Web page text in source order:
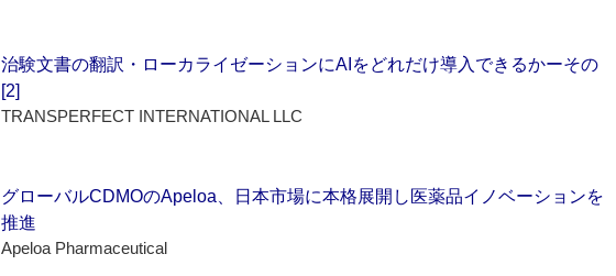
治験文書の翻訳・ローカライゼーションにAIをどれだけ導入できるかーその
[2]
TRANSPERFECT INTERNATIONAL LLC
グローバルCDMOのApeloa、日本市場に本格展開し医薬品イノベーションを
推進
Apeloa Pharmaceutical